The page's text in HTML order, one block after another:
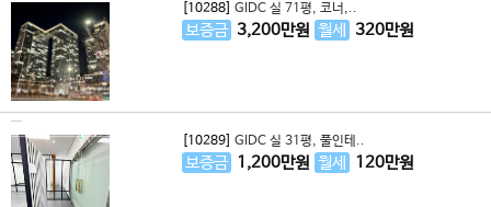
[10288] GIDC 실 71평, 코너,..
보증금 3,200만원 월세 320만원
[10289] GIDC 실 31평, 풀인테..
보증금 1,200만원 월세 120만원